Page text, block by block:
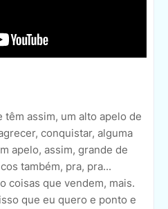
assim, um alto apelo de
conquistar, alguma
apelo, assim, grande de
também, pra, pra...
coisas que vendem, mais.
que eu quero e ponto e